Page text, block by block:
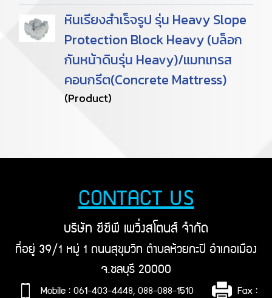
หินเรียงสำเร็จรูป รุ่น Heavy Slope
Protection Block Heavy (บล็อก
กันหน้าดินรุ่น Heavy)/แมทเทรส
คอนกรีต(Concrete Mattress)
(Product)
CONTACT US
บริษัท ซีซีพี เพวิ่งสโตนส์ จำกัด
ที่อยู่ 39/1 หมู่ 1 ถนนสุขุมวิท ตำบลห้วยกะปิ อำเภอเมือง
จ.ชลบุรี 20000
Mobile : 061-403-4448, 088-088-1510 Fax :